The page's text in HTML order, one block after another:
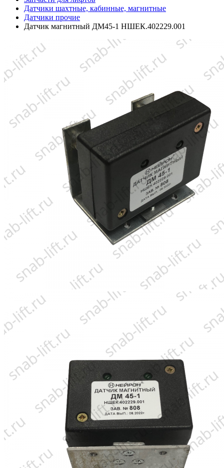
Датчики шахтные, кабинные, магнитные
Датчики прочие
Датчик магнитный ДМ45-1 НШЕК.402229.001